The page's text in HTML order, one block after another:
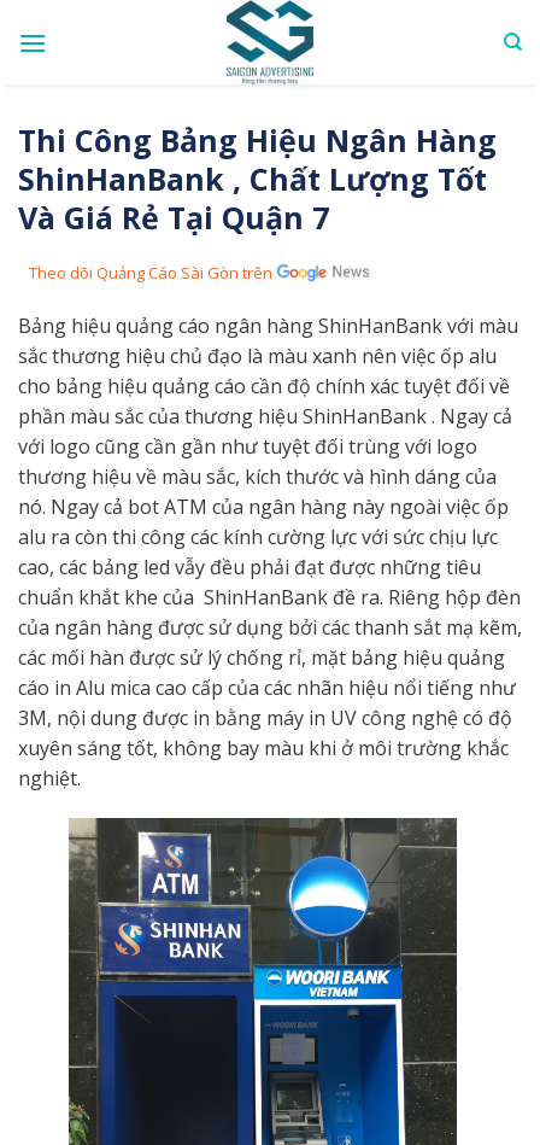
Thi Công Bảng Hiệu Ngân Hàng
ShinHanBank , Chất Lượng Tốt
Và Giá Rẻ Tại Quận 7
Theo dõi Quảng Cáo Sài Gòn trên
Bảng hiệu quảng cáo ngân hàng ShinHanBank với màu
sắc thương hiệu chủ đạo là màu xanh nên việc ốp alu
cho bảng hiệu quảng cáo cần độ chính xác tuyệt đối về
phần màu sắc của thương hiệu ShinHanBank . Ngay cả
với logo cũng cần gần như tuyệt đối trùng với logo
thương hiệu về màu sắc, kích thước và hình dáng của
nó. Ngay cả bot ATM của ngân hàng này ngoài việc ốp
alu ra còn thi công các kính cường lực với sức chịu lực
cao, các bảng led vẫy đều phải đạt được những tiêu
chuẩn khắt khe của ShinHanBank đề ra. Riêng hộp đèn
của ngân hàng được sử dụng bởi các thanh sắt mạ kẽm,
các mối hàn được sử lý chống rỉ, mặt bảng hiệu quảng
cáo in Alu mica cao cấp của các nhãn hiệu nổi tiếng như
3M, nội dung được in bằng máy in UV công nghệ có độ
xuyên sáng tốt, không bay màu khi ở môi trường khắc
nghiệt.